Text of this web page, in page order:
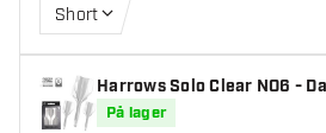
Short
Harrows Solo Clear NO6 -
På lager